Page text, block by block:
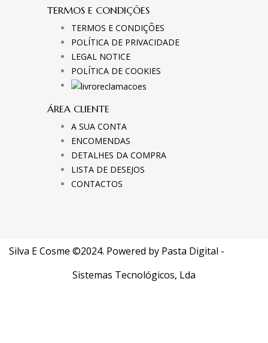
TERMOS E CONDIÇÕES
TERMOS E CONDIÇÕES
POLÍTICA DE PRIVACIDADE
LEGAL NOTICE
POLÍTICA DE COOKIES
ÁREA CLIENTE
A SUA CONTA
ENCOMENDAS
DETALHES DA COMPRA
LISTA DE DESEJOS
CONTACTOS
Silva E Cosme ©2024. Powered by Pasta Digital -
Sistemas Tecnológicos, Lda